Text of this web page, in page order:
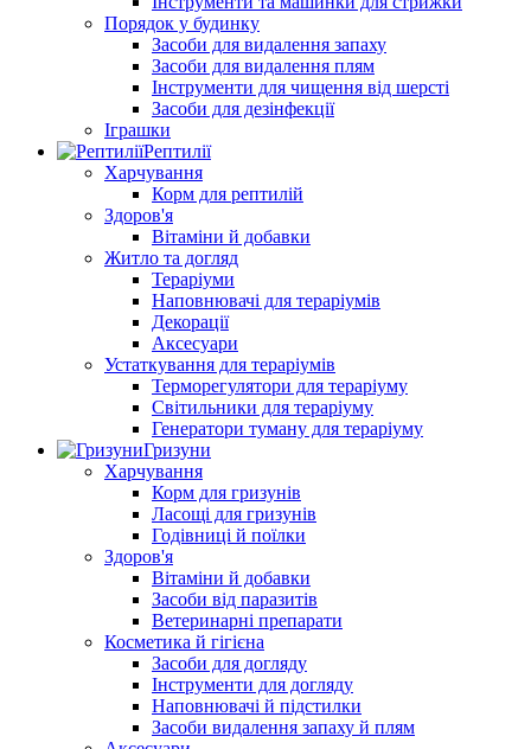
Порядок у будинку
Засоби для видалення запаху
Засоби для видалення плям
Інструменти для чищення від шерсті
Засоби для дезінфекції
Іграшки
Рептилії
Харчування
Корм для рептилій
Здоров'я
Вітаміни й добавки
Житло та догляд
Тераріуми
Наповнювачі для тераріумів
Декорації
Аксесуари
Устаткування для тераріумів
Терморегулятори для тераріуму
Світильники для тераріуму
Генератори туману для тераріуму
Гризуни
Харчування
Корм для гризунів
Ласощі для гризунів
Годівниці й поїлки
Здоров'я
Вітаміни й добавки
Засоби від паразитів
Ветеринарні препарати
Косметика й гігієна
Засоби для догляду
Інструменти для догляду
Наповнювачі й підстилки
Засоби видалення запаху й плям